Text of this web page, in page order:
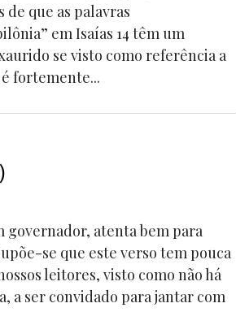
que as palavras
em Isaías 14 têm um
se visto como referência a
fortemente...
governador, atenta bem para
se que este verso tem pouca
leitores, visto como não há
a ser convidado para jantar com